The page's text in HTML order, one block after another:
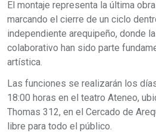
El montaje representa la última
marcando el cierre de un ciclo
independiente arequipeño, donde
colaborativo han sido parte
artística.
Las funciones se realizarán los
18:00 horas en el teatro Ateneo,
Thomas 312, en el Cercado de
libre para todo el público.